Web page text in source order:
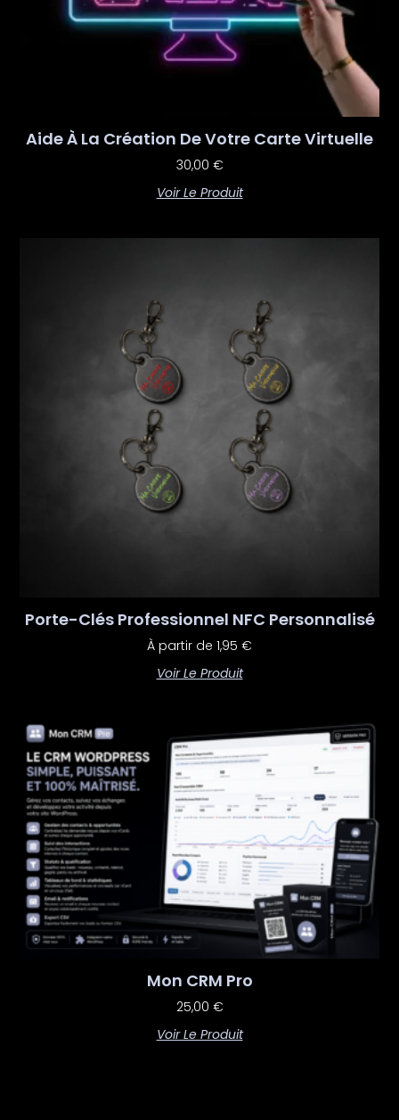
Aide À La Création De Votre Carte Virtuelle
30,00 €
Voir Le Produit
Porte-Clés Professionnel NFC Personnalisé
À partir de 1,95 €
Voir Le Produit
Mon CRM Pro
25,00 €
Voir Le Produit